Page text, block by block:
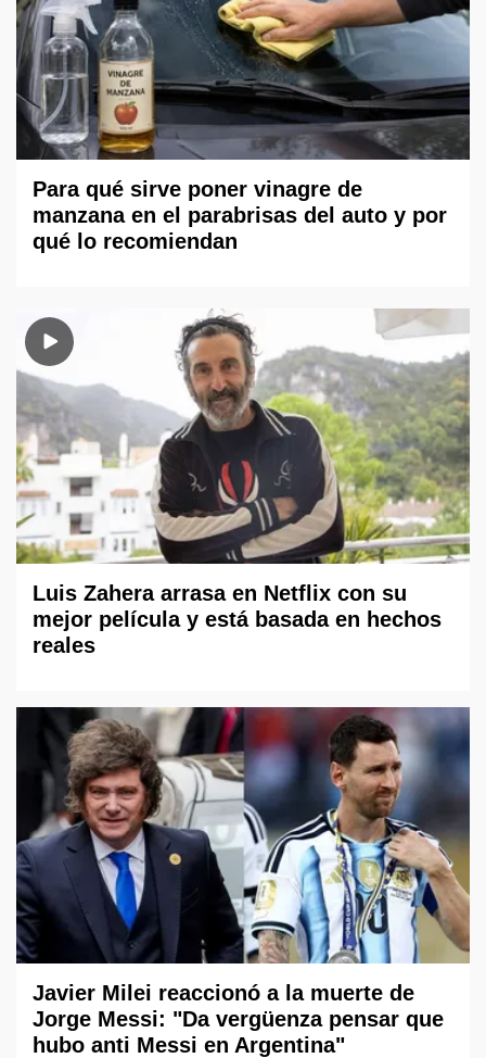
Para qué sirve poner vinagre de
manzana en el parabrisas del auto y por
qué lo recomiendan
Luis Zahera arrasa en Netflix con su
mejor película y está basada en hechos
reales
Javier Milei reaccionó a la muerte de
Jorge Messi: "Da vergüenza pensar que
hubo anti Messi en Argentina"